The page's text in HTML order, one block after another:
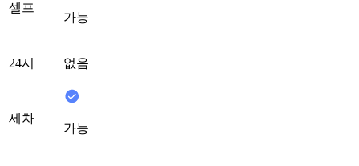
셀프
가능
24시 없음
세차
가능